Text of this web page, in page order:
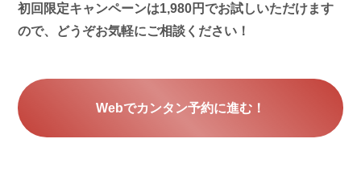
初回限定キャンペーンは1,980円でお試しいただけます
ので、どうぞお気軽にご相談ください！
Webでカンタン予約に進む！